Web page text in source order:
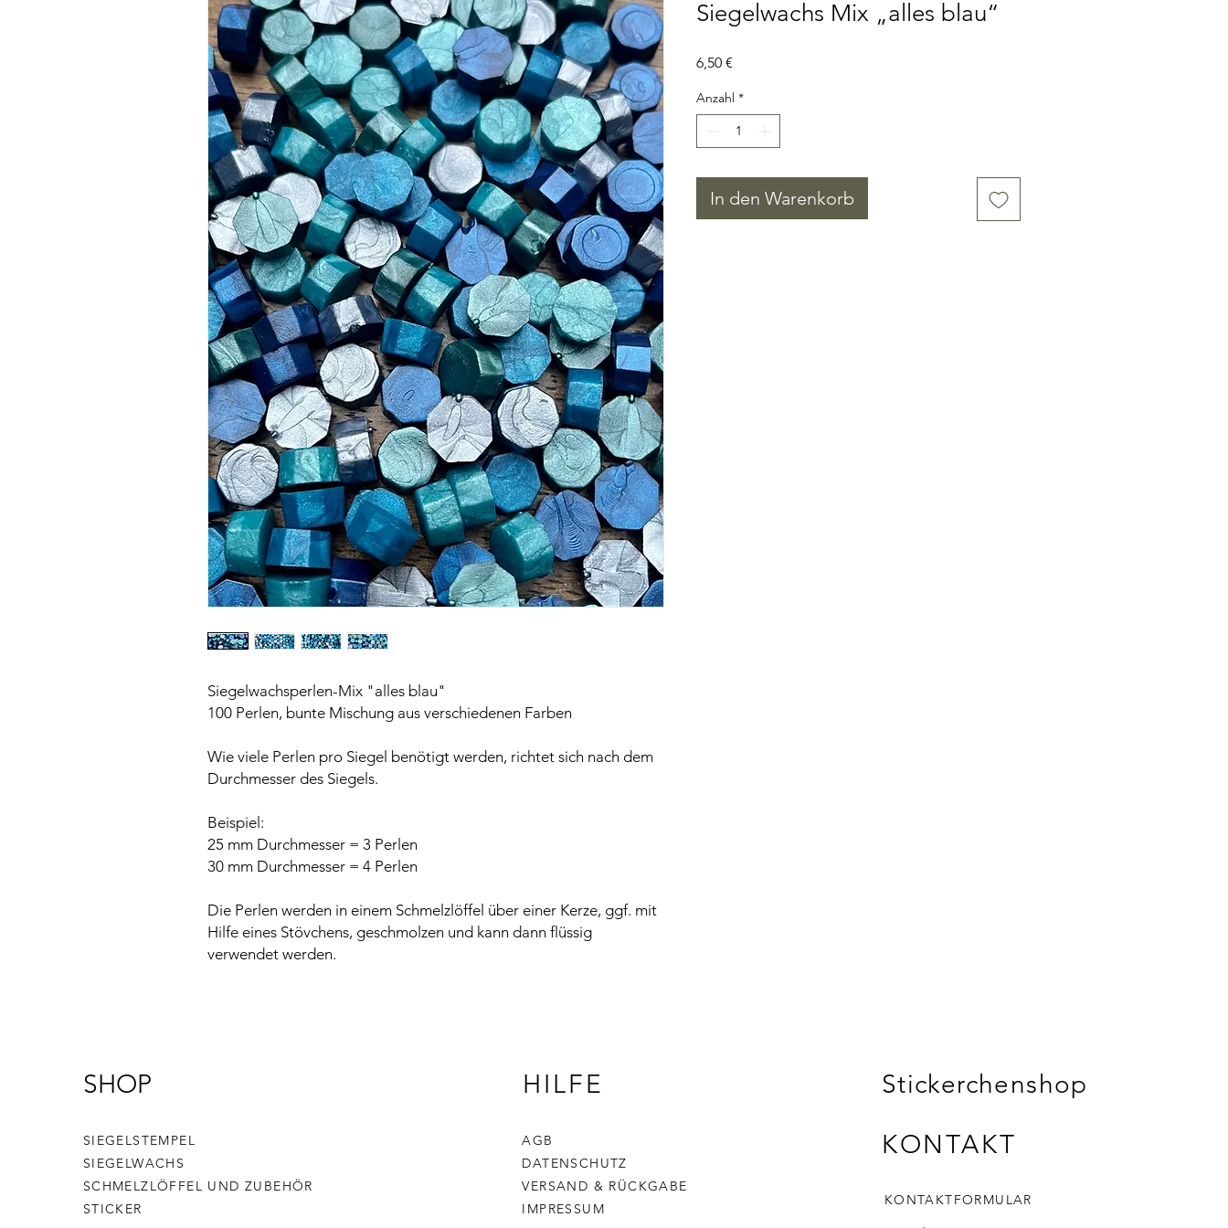
Siegelwachsperlen-Mix "alles blau"
100 Perlen, bunte Mischung aus verschiedenen Farben
Wie viele Perlen pro Siegel benötigt werden, richtet sich nach dem
Durchmesser des Siegels.
Beispiel:
25 mm Durchmesser = 3 Perlen
30 mm Durchmesser = 4 Perlen
Die Perlen werden in einem Schmelzlöffel über einer Kerze, ggf. mit
Hilfe eines Stövchens, geschmolzen und kann dann flüssig
verwendet werden.
Siegelwachs Mix „alles blau“
6,50 €
Anzahl *
In den Warenkorb
SHOP
SIEGELSTEMPEL
SIEGELWACHS
SCHMELZLÖFFEL UND ZUBEHÖR
STICKER
HILFE
AGB
DATENSCHUTZ
VERSAND & RÜCKGABE
IMPRESSUM
Stickerchenshop
KONTAKT
KONTAKTFORMULAR